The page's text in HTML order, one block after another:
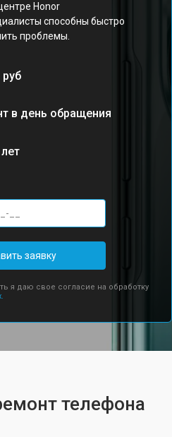
Honor
способны быстро
проблемы.
руб
в день обращения
заявку
я даю свое согласие на обработку
телефона